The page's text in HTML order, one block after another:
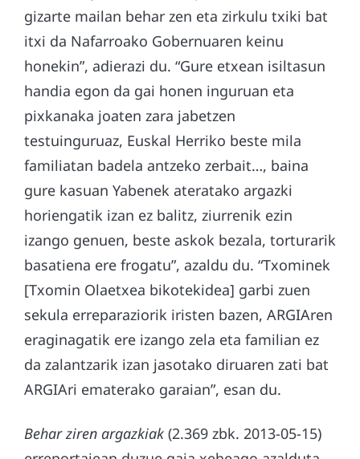
gizarte mailan behar zen eta zirkulu txiki bat
itxi da Nafarroako Gobernuaren keinu
honekin”, adierazi du. “Gure etxean isiltasun
handia egon da gai honen inguruan eta
pixkanaka joaten zara jabetzen
testuinguruaz, Euskal Herriko beste mila
familiatan badela antzeko zerbait…, baina
gure kasuan Yabenek ateratako argazki
horiengatik izan ez balitz, ziurrenik ezin
izango genuen, beste askok bezala, torturarik
basatiena ere frogatu”, azaldu du. “Txominek
[Txomin Olaetxea bikotekidea] garbi zuen
sekula erreparaziorik iristen bazen, ARGIAren
eraginagatik ere izango zela eta familian ez
da zalantzarik izan jasotako diruaren zati bat
ARGIAri ematerako garaian”, esan du.
Behar ziren argazkiak (2.369 zbk. 2013-05-15)